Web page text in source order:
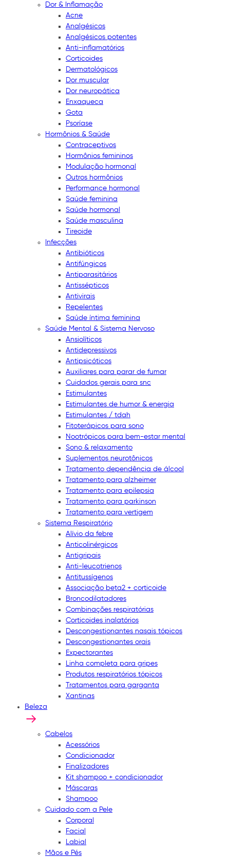
Dor & Inflamação
Acne
Analgésicos
Analgésicos potentes
Anti-inflamatórios
Corticoides
Dermatológicos
Dor muscular
Dor neuropática
Enxaqueca
Gota
Psoríase
Hormônios & Saúde
Contraceptivos
Hormônios femininos
Modulação hormonal
Outros hormônios
Performance hormonal
Saúde feminina
Saúde hormonal
Saúde masculina
Tireoide
Infecções
Antibióticos
Antifúngicos
Antiparasitários
Antissépticos
Antivirais
Repelentes
Saúde íntima feminina
Saúde Mental & Sistema Nervoso
Ansiolíticos
Antidepressivos
Antipsicóticos
Auxiliares para parar de fumar
Cuidados gerais para snc
Estimulantes
Estimulantes de humor & energia
Estimulantes / tdah
Fitoterápicos para sono
Nootrópicos para bem-estar mental
Sono & relaxamento
Suplementos neurotônicos
Tratamento dependência de álcool
Tratamento para alzheimer
Tratamento para epilepsia
Tratamento para parkinson
Tratamento para vertigem
Sistema Respiratório
Alívio da febre
Anticolinérgicos
Antigripais
Anti-leucotrienos
Antitussígenos
Associação beta2 + corticoide
Broncodilatadores
Combinações respiratórias
Corticoides inalatórios
Descongestionantes nasais tópicos
Descongestionantes orais
Expectorantes
Linha completa para gripes
Produtos respiratórios tópicos
Tratamentos para garganta
Xantinas
Beleza
Cabelos
Acessórios
Condicionador
Finalizadores
Kit shampoo + condicionador
Máscaras
Shampoo
Cuidado com a Pele
Corporal
Facial
Labial
Mãos e Pés